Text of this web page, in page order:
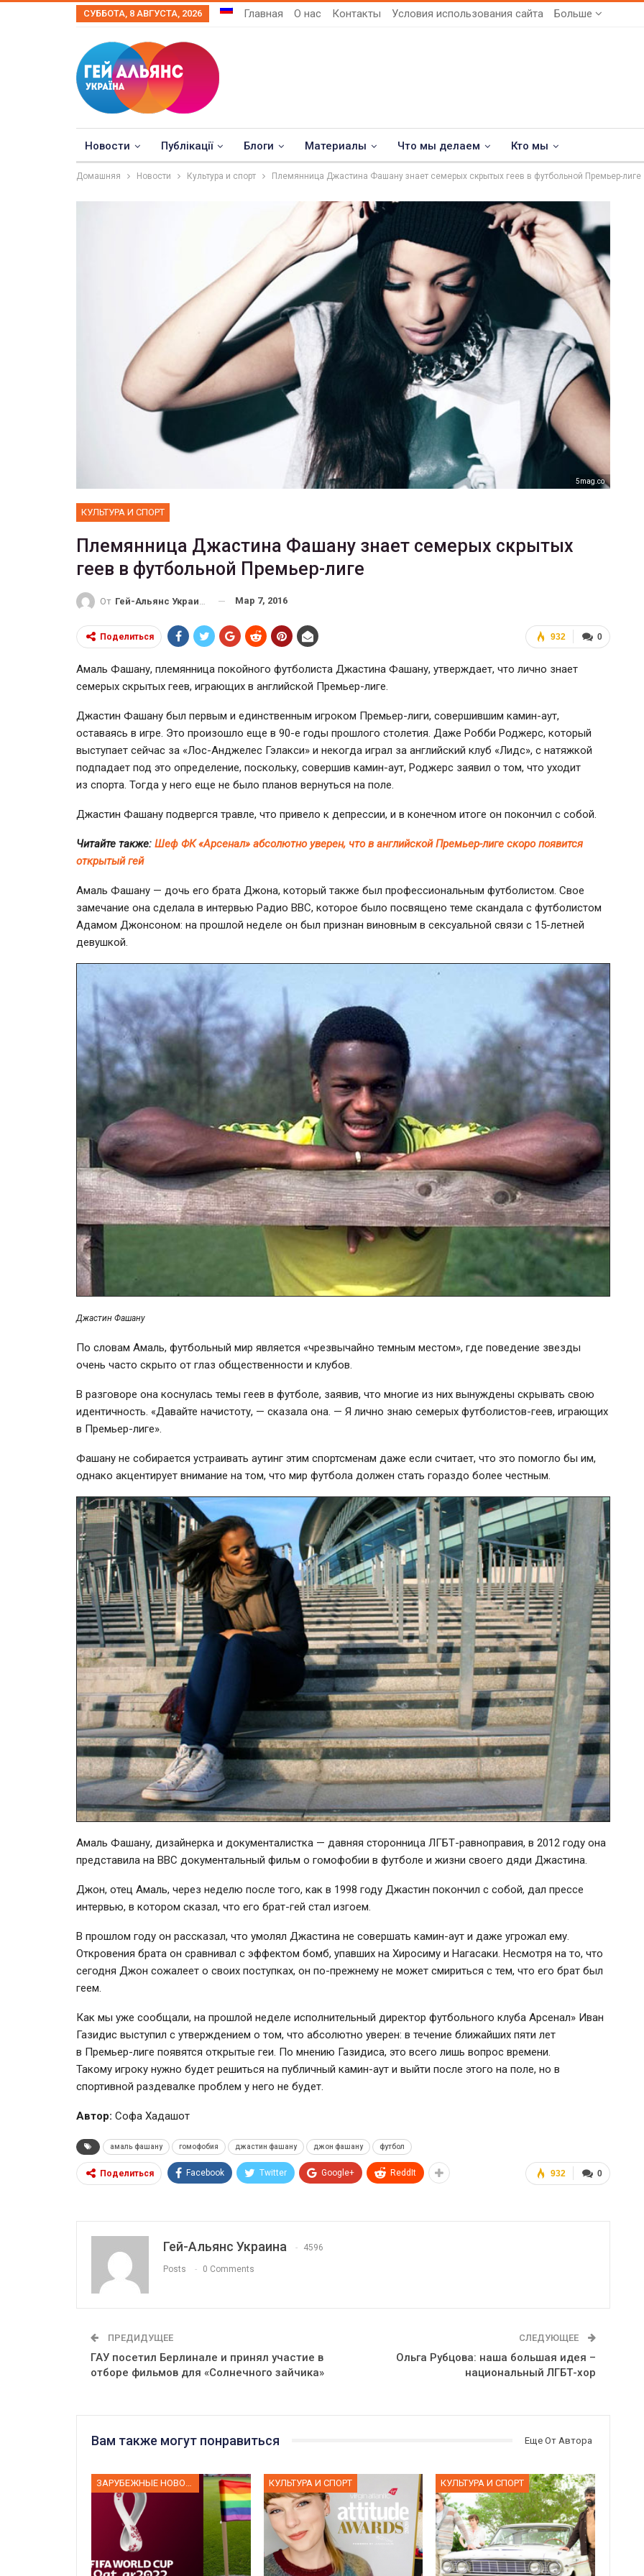
СУББОТА, 8 АВГУСТА, 2026 Главная О нас Контакты Условия использования сайта Больше
Новости Публікації Блоги Материалы Что мы делаем Кто мы
Домашняя Новости Культура и спорт Племянница Джастина Фашану знает семерых скрытых геев в футбольной Премьер-лиге
5mag.cо
КУЛЬТУРА И СПОРТ
Племянница Джастина Фашану знает семерых скрытых
геев в футбольной Премьер-лиге
От Гей-Альянс Украина Мар 7, 2016
0
932
Поделиться
Амаль Фашану, племянница покойного футболиста Джастина Фашану, утверждает, что лично знает
семерых скрытых геев, играющих в английской Премьер-лиге
Джастин Фашану был первым и единственным игроком Премьер-лиги, совершившим камин-аут,
оставаясь в игре. Это произошло еще в 90-е годы прошлого столетия. Даже Робби Роджерс, который
выступает сейчас за «Лос-Анджелес Гэлакси» и некогда играл за английский клуб «Лидс», с натяжкой
подпадает под это определение, поскольку, совершив камин-аут, Роджерс заявил о том, что уходит
из спорта. Тогда у него еще не было планов вернуться на поле.
Джастин Фашану подвергся травле, что привело к депрессии, и в конечном итоге он покончил с собой.
Читайте также: Шеф ФК «Арсенал» абсолютно уверен, что в английской Премьер-лиге скоро появится
открытый гей
Амаль Фашану — дочь его брата Джона, который также был профессиональным футболистом. Свое
замечание она сделала в интервью Радио ВВС, которое было посвящено теме скандала с футболистом
Адамом Джонсоном: на прошлой неделе он был признан виновным в сексуальной связи с 15-летней
девушкой.
Джастин Фашану
По словам Амаль, футбольный мир является «чрезвычайно темным местом», где поведение звезды
очень часто скрыто от глаз общественности и клубов.
В разговоре она коснулась темы геев в футболе, заявив, что многие из них вынуждены скрывать свою
идентичность. «Давайте начистоту, — сказала она. — Я лично знаю семерых футболистов-геев, играющих
в Премьер-лиге».
Фашану не собирается устраивать аутинг этим спортсменам даже если считает, что это помогло бы им,
однако акцентирует внимание на том, что мир футбола должен стать гораздо более честным.
Амаль Фашану, дизайнерка и документалистка — давняя сторонница ЛГБТ-равноправия, в 2012 году она
представила на ВВС документальный фильм о гомофобии в футболе и жизни своего дяди Джастина.
Джон, отец Амаль, через неделю после того, как в 1998 году Джастин покончил с собой, дал прессе
интервью, в котором сказал, что его брат-гей стал изгоем.
В прошлом году он рассказал, что умолял Джастина не совершать камин-аут и даже угрожал ему.
Откровения брата он сравнивал с эффектом бомб, упавших на Хиросиму и Нагасаки. Несмотря на то, что
сегодня Джон сожалеет о своих поступках, он по-прежнему не может смириться с тем, что его брат был
геем.
Как мы уже сообщали, на прошлой неделе исполнительный директор футбольного клуба Арсенал» Иван
Газидис выступил с утверждением о том, что абсолютно уверен: в течение ближайших пяти лет
в Премьер-лиге появятся открытые геи. По мнению Газидиса, это всего лишь вопрос времени.
Такому игроку нужно будет решиться на публичный камин-аут и выйти после этого на поле, но в
спортивной раздевалке проблем у него не будет.
Автор: Софа Хадашот
амаль фашану гомофобия джастин фашану джон фашану футбол
0
932
Поделиться Facebook Twitter Google+ ReddIt
Гей-Альянс Украина 4596
Posts 0 Comments
ПРЕДИДУЩЕЕ
ГАУ посетил Берлинале и принял участие в
отборе фильмов для «Солнечного зайчика»
СЛЕДУЮЩЕЕ
Ольга Рубцова: наша большая идея –
национальный ЛГБТ-хор
Вам также могут понравиться Еще От Автора
ЗАРУБЕЖНЫЕ НОВОСТИ КУЛЬТУРА И СПОРТ КУЛЬТУРА И СПОРТ
ФОТО
Военнослужащие-трансгендеры
ГЕЙ-АЛЬЯНС УКРАИНА Июл 27, 2017 0
ФОТО
В Берлине отпраздновали
легализацию гей-браков
Июл 2, 2017